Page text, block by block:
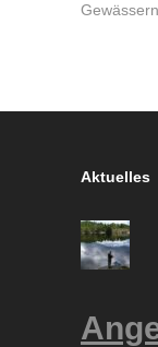
Aktuelles